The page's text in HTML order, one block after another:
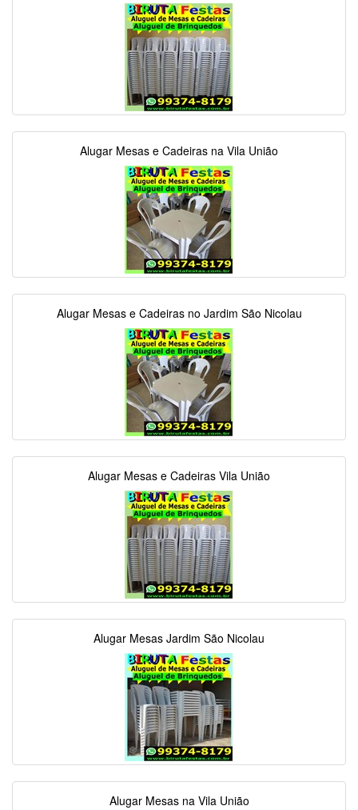
Alugar Mesas e Cadeiras na Vila União
Alugar Mesas e Cadeiras no Jardim São Nicolau
Alugar Mesas e Cadeiras Vila União
Alugar Mesas Jardim São Nicolau
Alugar Mesas na Vila União